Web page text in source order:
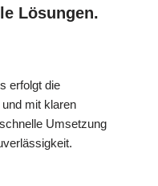
Lösungen.
erfolgt die
mit klaren
Umsetzung